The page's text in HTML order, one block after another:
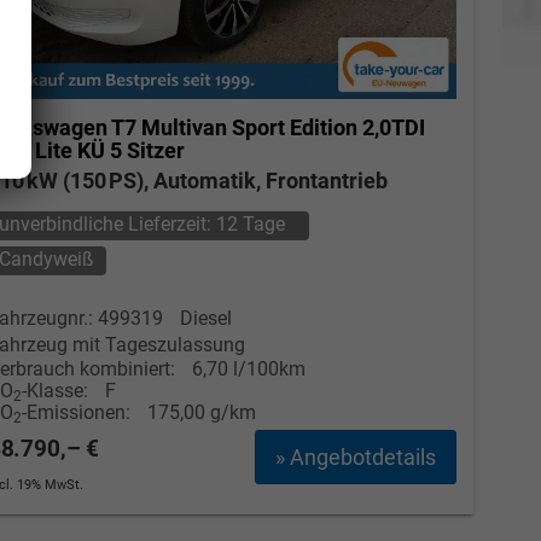
Volkswagen T7 Multivan Sport Edition 2,0TDI
DSG Lite KÜ 5 Sitzer
kW (150 PS), Automatik, Frontantrieb
unverbindliche Lieferzeit: 12 Tage
Candyweiß
499319
Diesel
mit Tageszulassung
kombiniert:
6,70 l/100km
2-Klasse:
F
2-Emissionen: 175,00 g/km
» Angebotdetails
€
19% MwSt.